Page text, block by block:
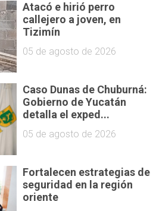
Atacó e hirió perro
callejero a joven, en
Tizimín
05 de agosto de 2026
Caso Dunas de Chuburná:
Gobierno de Yucatán
detalla el exped...
05 de agosto de 2026
Fortalecen estrategias de
seguridad en la región
oriente